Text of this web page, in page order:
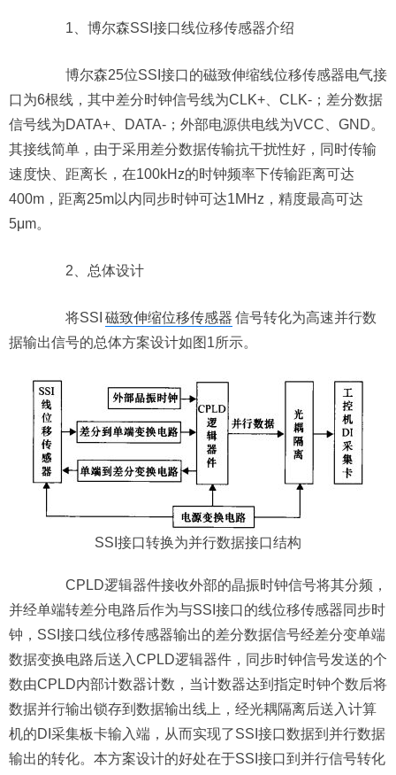
1、博尔森SSI接口线位移传感器介绍
博尔森25位SSI接口的磁致伸缩线位移传感器电气接
口为6根线，其中差分时钟信号线为CLK+、CLK-；差分数据
信号线为DATA+、DATA-；外部电源供电线为VCC、GND。
其接线简单，由于采用差分数据传输抗干扰性好，同时传输
速度快、距离长，在100kHz的时钟频率下传输距离可达
400m，距离25m以内同步时钟可达1MHz，精度最高可达
5μm。
2、总体设计
将SSI 磁致伸缩位移传感器 信号转化为高速并行数
据输出信号的总体方案设计如图1所示。
SSI接口转换为并行数据接口结构
CPLD逻辑器件接收外部的晶振时钟信号将其分频，
并经单端转差分电路后作为与SSI接口的线位移传感器同步时
钟，SSI接口线位移传感器输出的差分数据信号经差分变单端
数据变换电路后送入CPLD逻辑器件，同步时钟信号发送的个
数由CPLD内部计数器计数，当计数器达到指定时钟个数后将
数据并行输出锁存到数据输出线上，经光耦隔离后送入计算
机的DI采集板卡输入端，从而实现了SSI接口数据到并行数据
输出的转化。本方案设计的好处在于SSI接口到并行信号转化